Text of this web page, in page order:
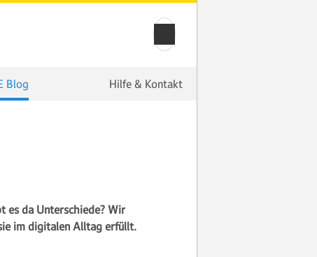
Blog Hilfe & Kontakt
es da Unterschiede? Wir
im digitalen Alltag erfüllt.